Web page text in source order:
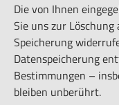
Die von Ihnen
Sie uns zur
Speicherung
Datenspeicherung
Bestimmungen –
bleiben unberührt.